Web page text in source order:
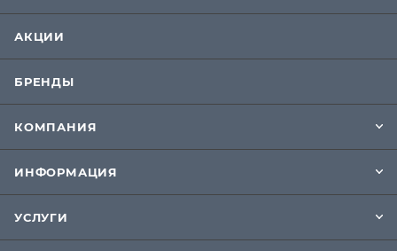
АКЦИИ
БРЕНДЫ
КОМПАНИЯ
ИНФОРМАЦИЯ
УСЛУГИ